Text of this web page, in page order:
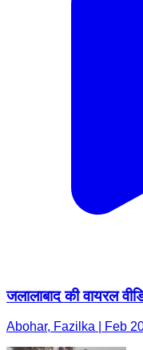
जलालाबाद की वायरल
Abohar, Fazilka | Feb